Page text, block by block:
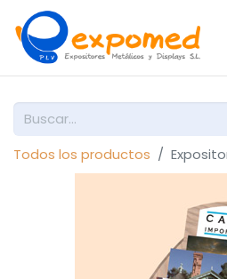
Todos los productos